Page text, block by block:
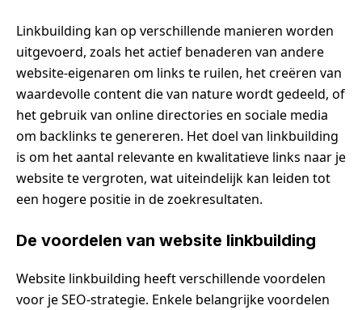
Linkbuilding kan op verschillende manieren worden
uitgevoerd, zoals het actief benaderen van andere
website-eigenaren om links te ruilen, het creëren van
waardevolle content die van nature wordt gedeeld, of
het gebruik van online directories en sociale media
om backlinks te genereren. Het doel van linkbuilding
is om het aantal relevante en kwalitatieve links naar je
website te vergroten, wat uiteindelijk kan leiden tot
een hogere positie in de zoekresultaten.
De voordelen van website linkbuilding
Website linkbuilding heeft verschillende voordelen
voor je SEO-strategie. Enkele belangrijke voordelen